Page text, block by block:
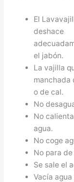
El
deshace
el jabón.
La vajilla
manchada
o de cal.
No
No
agua.
No coge
No para
Se sale el
Vacía